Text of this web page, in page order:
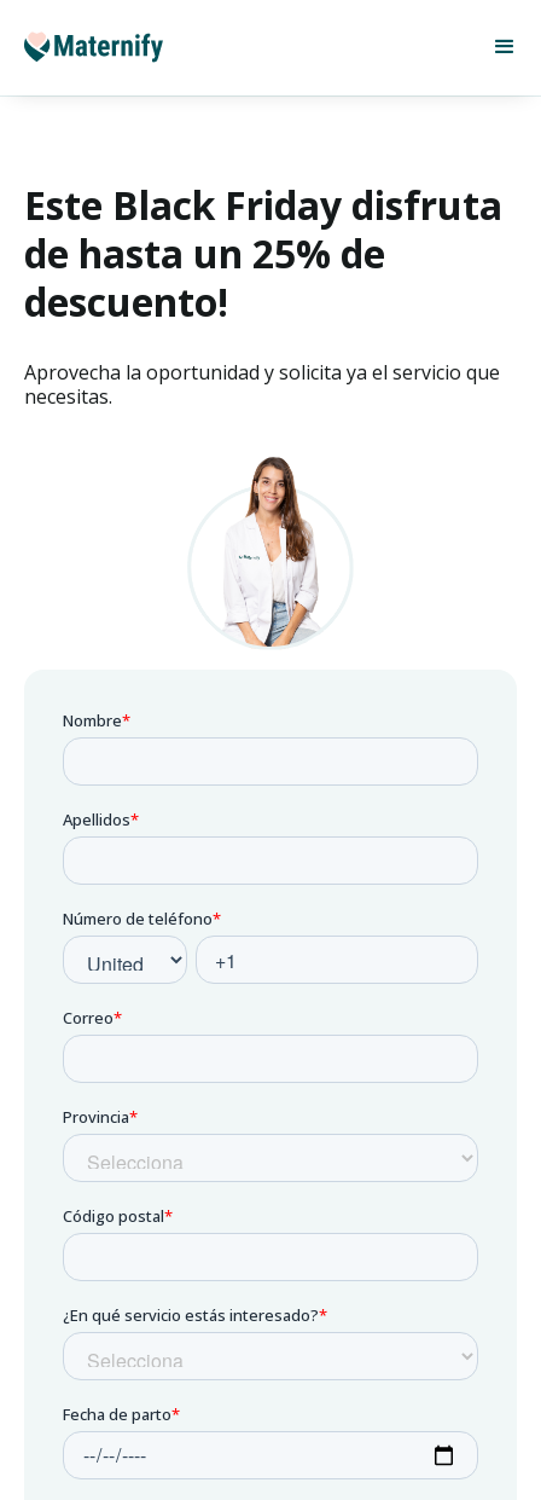
Este Black Friday disfruta
de hasta un 25% de
descuento!
Aprovecha la oportunidad y solicita ya el servicio que
necesitas.